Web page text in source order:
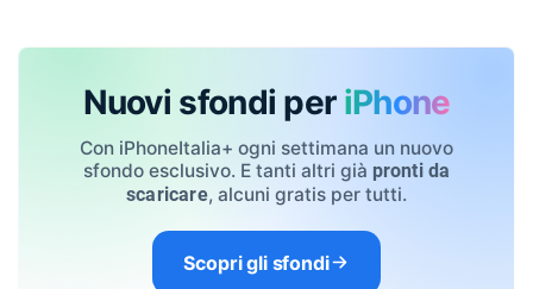
Nuovi sfondi per iPhone
Con iPhoneItalia+ ogni settimana un nuovo
sfondo esclusivo. E tanti altri già pronti da
scaricare, alcuni gratis per tutti.
Scopri gli sfondi